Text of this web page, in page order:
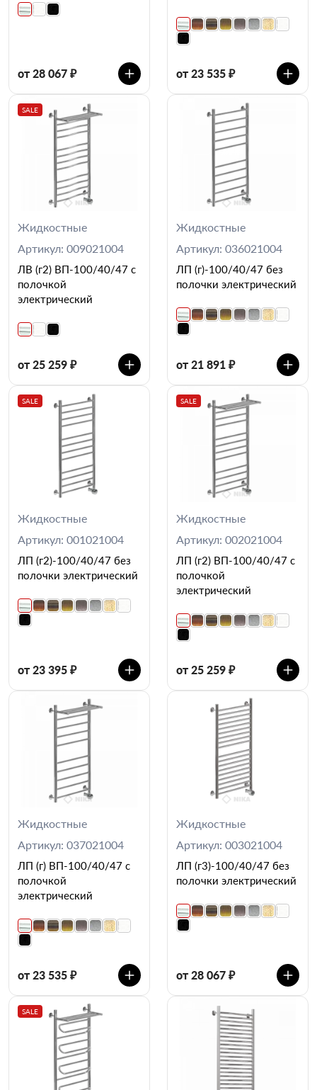
от 28 067 ₽ от 23 535 ₽
SALE
Жидкостные
Артикул: 009021004
ЛВ (г2) ВП-100/40/47 с
полочкой
электрический
от 25 259 ₽
Жидкостные
Артикул: 036021004
ЛП (г)-100/40/47 без
полочки электрический
от 21 891 ₽
SALE
Жидкостные
Артикул: 001021004
ЛП (г2)-100/40/47 без
полочки электрический
от 23 395 ₽
SALE
Жидкостные
Артикул: 002021004
ЛП (г2) ВП-100/40/47 с
полочкой
электрический
от 25 259 ₽
Жидкостные
Артикул: 037021004
ЛП (г) ВП-100/40/47 с
полочкой
электрический
от 23 535 ₽
Жидкостные
Артикул: 003021004
ЛП (г3)-100/40/47 без
полочки электрический
от 28 067 ₽
SALE